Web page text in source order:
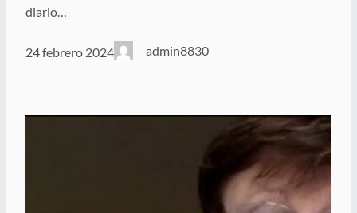
diario…
24 febrero 2024 admin8830